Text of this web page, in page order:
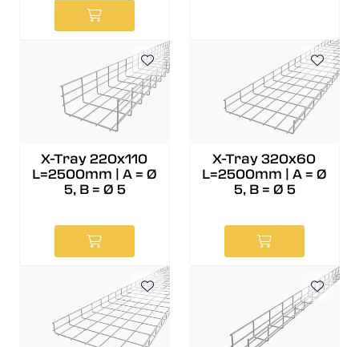
X-Tray 220x110
L=2500mm | A = Ø
5, B = Ø 5
X-Tray 320x60
L=2500mm | A = Ø
5, B = Ø 5